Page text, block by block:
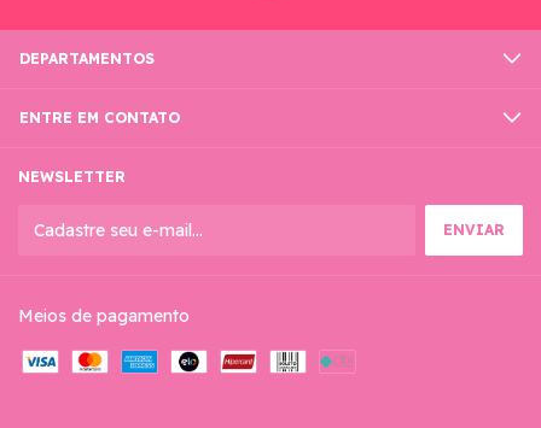
DEPARTAMENTOS
ENTRE EM CONTATO
NEWSLETTER
Meios de pagamento